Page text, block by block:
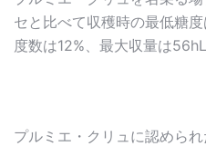
セと比べて収穫時の最低糖
度数は12%、最大収量は
プルミエ・クリュに認めら